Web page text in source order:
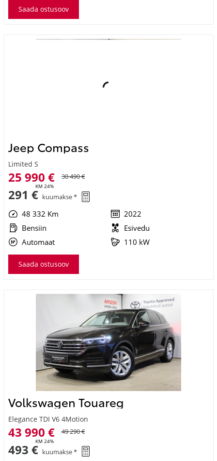
Limited S
25 990 €
KM 24%
291 € kuumakse *
48 332 Km
Bensiin
Esivedu
Automaat
110 kW
Saada ostusoov
Volkswagen Touareg
Elegance TDI V6 4Motion
43 990 €
KM 24%
493 € kuumakse *
124 763 Km